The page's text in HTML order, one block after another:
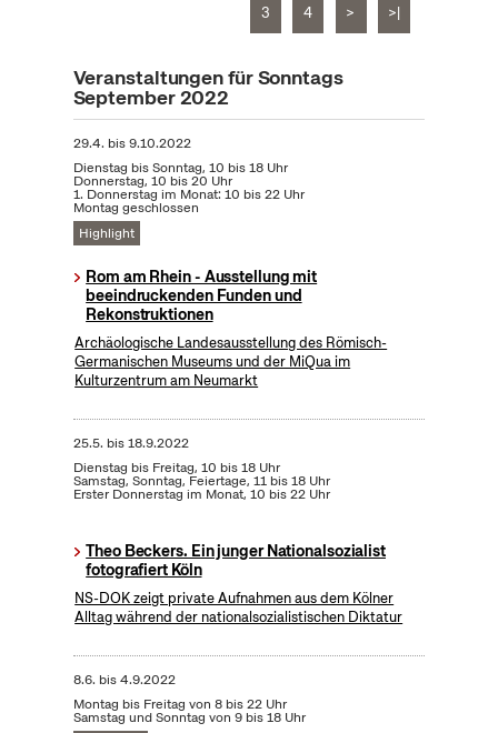
3 4 > >|
Veranstaltungen für Sonntags
September 2022
29.4. bis9.10.2022
Dienstag bis Sonntag, 10 bis 18 Uhr
Donnerstag, 10 bis 20 Uhr
1. Donnerstag im Monat: 10 bis 22 Uhr
Montag geschlossen
Highlight
Rom am Rhein - Ausstellung mit
beeindruckenden Funden und
Rekonstruktionen
Archäologische Landesausstellung des Römisch-
Germanischen Museums und der MiQua im
Kulturzentrum am Neumarkt
25.5. bis18.9.2022
Dienstag bis Freitag, 10 bis 18 Uhr
Samstag, Sonntag, Feiertage, 11 bis 18 Uhr
Erster Donnerstag im Monat, 10 bis 22 Uhr
Theo Beckers. Ein junger Nationalsozialist
fotografiert Köln
NS-DOK zeigt private Aufnahmen aus dem Kölner
Alltag während der nationalsozialistischen Diktatur
8.6. bis4.9.2022
Montag bis Freitag von 8 bis 22 Uhr
Samstag und Sonntag von 9 bis 18 Uhr